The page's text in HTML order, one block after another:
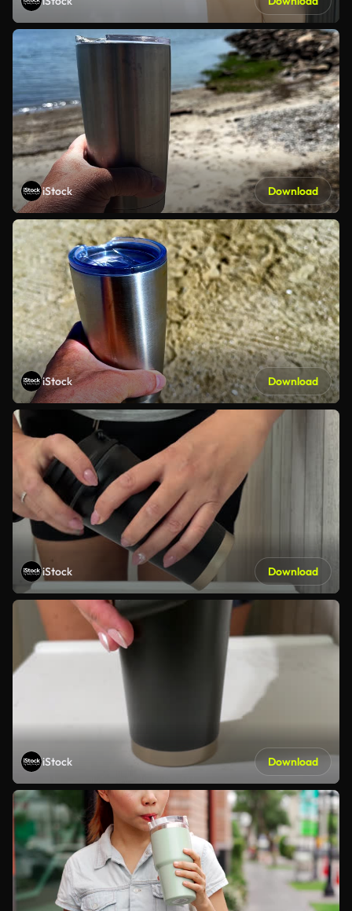
iStock Download
iStock Download
iStock Download
iStock Download